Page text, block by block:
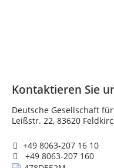
Kontaktieren Sie
Deutsche Gesellschaft
Leißstr. 22, 83620
+49 8063-207 16 10
+49 8063-207 160